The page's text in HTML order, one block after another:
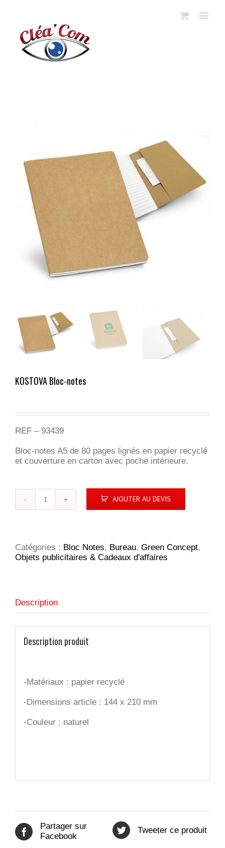
KOSTOVA Bloc-notes
REF – 93439
Bloc-notes A5 de 80 pages lignés en papier recyclé
et couverture en carton avec poche intérieure.
AJOUTER AU DEVIS
Catégories : Bloc Notes, Bureau, Green Concept,
Objets publicitaires & Cadeaux d'affaires
Description
Description produit
-Matériaux : papier recyclé
-Dimensions article : 144 x 210 mm
-Couleur : naturel
Partager sur
Facebook
Tweeter ce produit